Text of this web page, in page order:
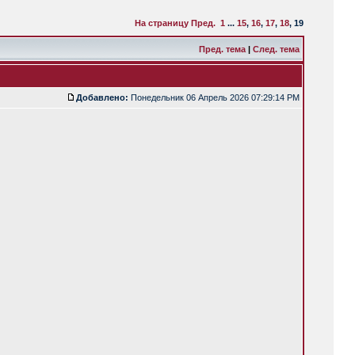
На страницу Пред. 1 ... 15, 16, 17, 18, 19
Пред. тема | След. тема
Добавлено: Понедельник 06 Апрель 2026 07:29:14 PM